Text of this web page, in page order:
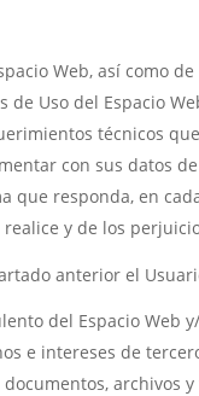
Web, así como
de Uso del Espacio
técnicos
con sus datos
que responda, en
y de los
anterior el
del Espacio Web
e intereses de
archivos